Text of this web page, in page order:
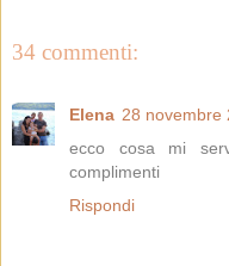
34 commenti:
Elena 28 novembre
ecco cosa mi
complimenti
Rispondi